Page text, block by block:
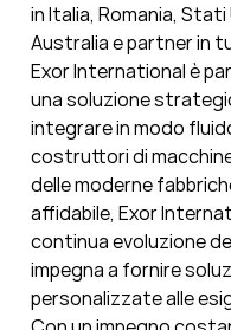
in Italia, Romania,
Australia e partner in
Exor International è
una soluzione
integrare in modo
costruttori di
delle moderne
affidabile, Exor
continua evoluzione
impegna a fornire
personalizzate alle